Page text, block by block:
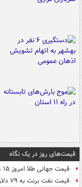
قیمت‌های روز در یک نگاه
قیمت جهانی طلا امروز ۱۵ مرداد
قیمت نفت برنت به ۷۹ دلار رسید